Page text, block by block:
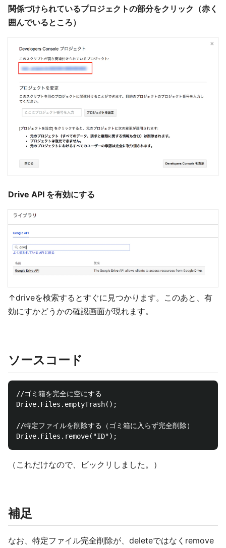
関係づけられているプロジェクトの部分をクリック（赤く
囲んでいるところ）
Drive API を有効にする
↑driveを検索するとすぐに見つかります。このあと、有
効にすかどうかの確認画面が現れます。
ソースコード
//ゴミ箱を完全に空にする
Drive.Files.emptyTrash();
//特定ファイルを削除する（ゴミ箱に入らず完全削除）
（これだけなので、ビックリしました。）
補足
なお、特定ファイル完全削除が、deleteではなくremove